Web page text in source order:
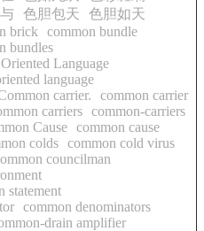
色胆包天
色胆如天
brick
common bundle
bundles
Language
language
carrier.
common carrier
carriers common-carriers
Cause common cause
colds common cold virus
councilman
statement
common denominators
drain amplifier